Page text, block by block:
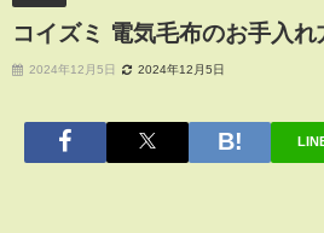
コイズミ 電気毛布のお手入れ
2024年12月5日 2024年12月5日